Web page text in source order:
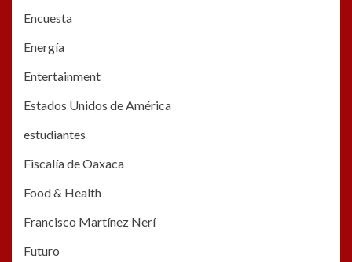
Encuesta
Energía
Entertainment
Estados Unidos de América
estudiantes
Fiscalía de Oaxaca
Food & Health
Francisco Martínez Nerí
Futuro